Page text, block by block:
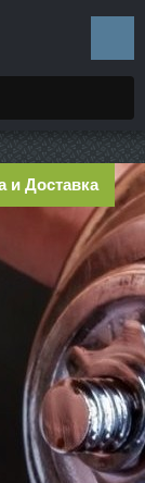
и Доставка